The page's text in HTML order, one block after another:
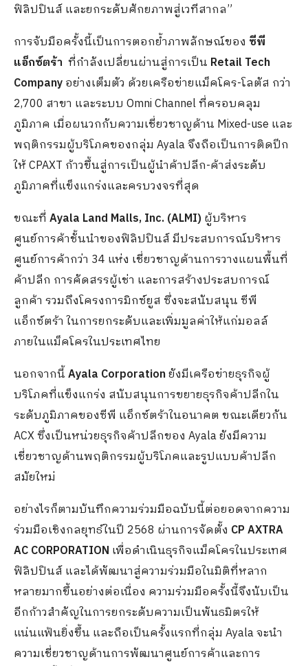
ฟิลิปปินส์ และยกระดับศักยภาพสู่เวทีสากล”
การจับมือครั้งนี้เป็นการตอกย้ำภาพลักษณ์ของ ซีพี
แอ็กซ์ตร้า ที่กำลังเปลี่ยนผ่านสู่การเป็น Retail Tech
Companyอย่างเต็มตัว ด้วยเครือข่ายแม็คโคร-โลตัส กว่า
2,700 สาขา และระบบ Omni Channel ที่ครอบคลุม
ภูมิภาค เมื่อผนวกกับความเชี่ยวชาญด้าน Mixed-use และ
พฤติกรรมผู้บริโภคของกลุ่ม Ayala จึงถือเป็นการติดปีก
ให้ CPAXT ก้าวขึ้นสู่การเป็นผู้นำค้าปลีก-ค้าส่งระดับ
ภูมิภาคที่แข็งแกร่งและครบวงจรที่สุด
ขณะที่ Ayala Land Malls, Inc. (ALMI)ผู้บริหาร
ศูนย์การค้าชั้นนำของฟิลิปปินส์ มีประสบการณ์บริหาร
ศูนย์การค้ากว่า 34 แห่ง เชี่ยวชาญด้านการวางแผนพื้นที่
ค้าปลีก การคัดสรรผู้เช่า และการสร้างประสบการณ์
ลูกค้า รวมถึงโครงการมิกซ์ยูส ซึ่งจะสนับสนุน ซีพี
แอ็กซ์ตร้า ในการยกระดับและเพิ่มมูลค่าให้แก่มอลล์
ภายในแม็คโครในประเทศไทย
นอกจากนี้Ayala Corporationยังมีเครือข่ายธุรกิจผู้
บริโภคที่แข็งแกร่ง สนับสนุนการขยายธุรกิจค้าปลีกใน
ระดับภูมิภาคของซีพี แอ็กซ์ตร้าในอนาคต ขณะเดียวกัน
ACX ซึ่งเป็นหน่วยธุรกิจค้าปลีกของ Ayala ยังมีความ
เชี่ยวชาญด้านพฤติกรรมผู้บริโภคและรูปแบบค้าปลีก
สมัยใหม่
อย่างไรก็ตามบันทึกความร่วมมือฉบับนี้ต่อยอดจากความ
ร่วมมือเชิงกลยุทธ์ในปี 2568 ผ่านการจัดตั้ง CP AXTRA
AC CORPORATION เพื่อดำเนินธุรกิจแม็คโครในประเทศ
ฟิลิปปินส์ และได้พัฒนาสู่ความร่วมมือในมิติที่หลาก
หลายมากขึ้นอย่างต่อเนื่อง ความร่วมมือครั้งนี้จึงนับเป็น
อีกก้าวสำคัญในการยกระดับความเป็นพันธมิตรให้
แน่นแฟ้นยิ่งขึ้น และถือเป็นครั้งแรกที่กลุ่ม Ayala จะนำ
ความเชี่ยวชาญด้านการพัฒนาศูนย์การค้าและการ